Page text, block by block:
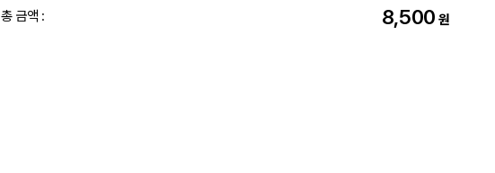
총 금액 : 8,500 원